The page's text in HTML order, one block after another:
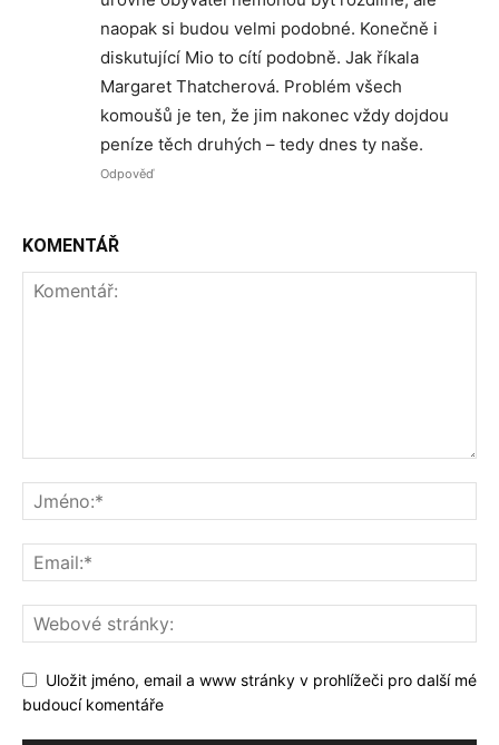
naopak si budou velmi podobné. Konečně i
diskutující Mio to cítí podobně. Jak říkala
Margaret Thatcherová. Problém všech
komoušů je ten, že jim nakonec vždy dojdou
peníze těch druhých – tedy dnes ty naše.
Odpověď
KOMENTÁŘ
Uložit jméno, email a www stránky v prohlížeči pro další mé
budoucí komentáře